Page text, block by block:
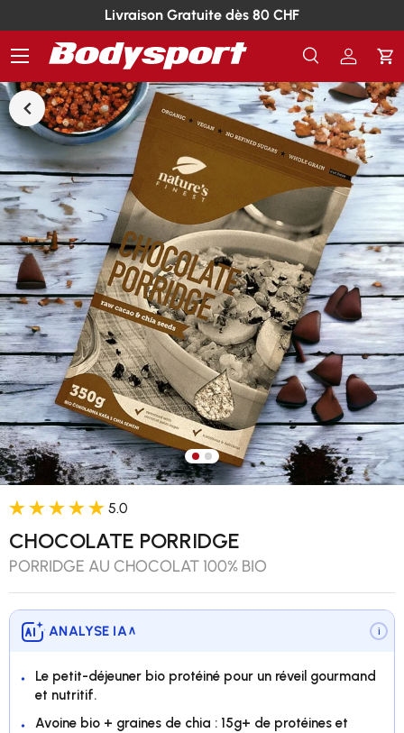
Livraison Gratuite dès 80 CHF
Recherche
Rechercher
Recherche
Se
Menu
Charger l’image 1 dans la
Charger l’image 2 dans la
5.0
CHOCOLATE PORRIDGE
PORRIDGE AU CHOCOLAT 100% BIO
ANALYSE IA ∨ i
Le petit-déjeuner bio protéiné pour un réveil gourmand
et nutritif.
Avoine bio + graines de chia : 15g+ de protéines et